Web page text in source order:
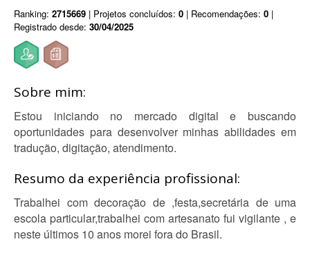
Ranking: 2715669 | Projetos concluídos: 0 | Recomendações: 0 |
Registrado desde: 30/04/2025
Sobre mim:
Estou iniciando no mercado digital e buscando
oportunidades para desenvolver minhas abilidades em
tradução, digitação, atendimento.
Resumo da experiência profissional:
Trabalhei com decoração de ,festa,secretária de uma
escola particular,trabalhei com artesanato fui vigilante , e
neste últimos 10 anos morei fora do Brasil.